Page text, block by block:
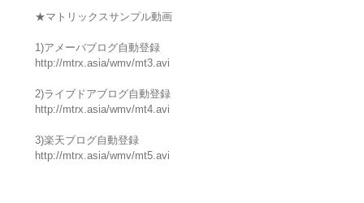
★マトリックスサンプル動画
1)アメーバブログ自動登録
http://mtrx.asia/wmv/mt3.avi
2)ライブドアブログ自動登録
http://mtrx.asia/wmv/mt4.avi
3)楽天ブログ自動登録
http://mtrx.asia/wmv/mt5.avi